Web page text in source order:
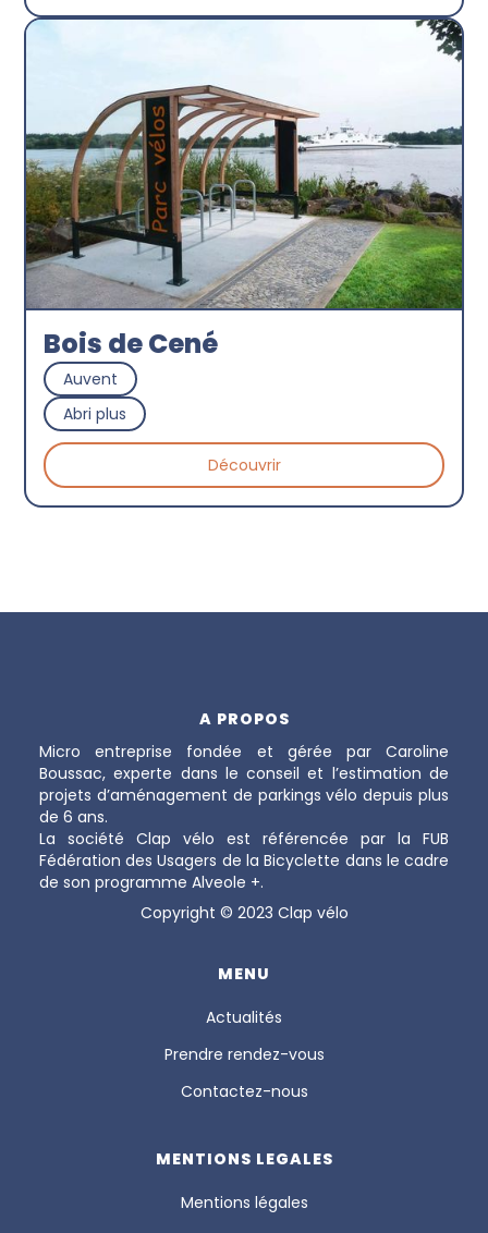
Bois de Cené
Auvent
Abri plus
Découvrir
A PROPOS
Micro entreprise fondée et gérée par Caroline
Boussac, experte dans le conseil et l’estimation de
projets d’aménagement de parkings vélo depuis plus
de 6 ans.
La société Clap vélo est référencée par la FUB
Fédération des Usagers de la Bicyclette dans le cadre
de son programme Alveole +.
Copyright © 2023 Clap vélo
MENU
Actualités
Prendre rendez-vous
Contactez-nous
MENTIONS LEGALES
Mentions légales